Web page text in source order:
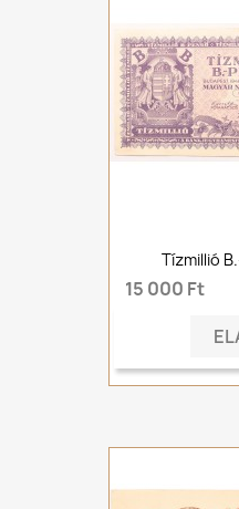
Tízmillió
15 000 Ft